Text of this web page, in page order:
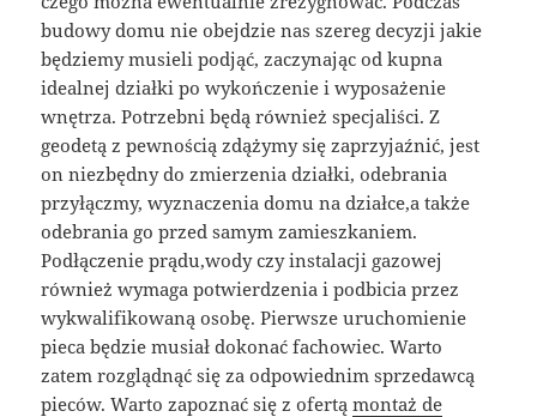
budowy domu nie obejdzie nas szereg decyzji jakie
będziemy musieli podjąć, zaczynając od kupna
idealnej działki po wykończenie i wyposażenie
wnętrza. Potrzebni będą również specjaliści. Z
geodetą z pewnością zdążymy się zaprzyjaźnić, jest
on niezbędny do zmierzenia działki, odebrania
przyłączmy, wyznaczenia domu na działce,a także
odebrania go przed samym zamieszkaniem.
Podłączenie prądu,wody czy instalacji gazowej
również wymaga potwierdzenia i podbicia przez
wykwalifikowaną osobę. Pierwsze uruchomienie
pieca będzie musiał dokonać fachowiec. Warto
zatem rozglądnąć się za odpowiednim sprzedawcą
pieców. Warto zapoznać się z ofertąmontaż de